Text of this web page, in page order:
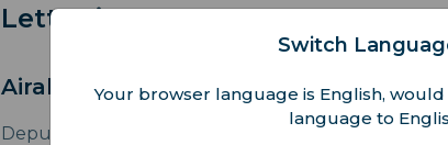
Lettonie
Airalo
Depuis 2019, Airalo a étendu sa couverture à plus
Switch
Your browser language is English,
language to